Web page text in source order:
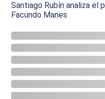
Santiago Rubín analiza
Facundo Manes